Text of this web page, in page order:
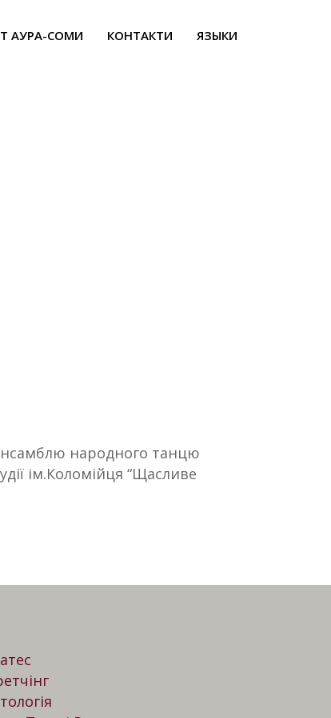
АУРА-СОМИ КОНТАКТИ ЯЗЫКИ
народного танцю
ім.Коломійця “Щасливе